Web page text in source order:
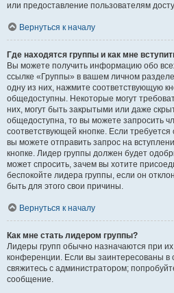
или предоставление пользователям
Вернуться к началу
Где находятся группы и как мне
Вы можете получить информацию обо
ссылке «Группы» в вашем личном
одну из них, нажмите соответствующую
общедоступны. Некоторые могут
них, могут быть закрытыми или даже
общедоступна, то вы можете запросить
соответствующей кнопке. Если
вы можете отправить запрос на
кнопке. Лидер группы должен будет
может спросить, зачем вы хотите
беспокойте лидера группы, если он
быть для этого свои причины.
Вернуться к началу
Как мне стать лидером группы?
Лидеры групп обычно назначаются при
конференции. Если вы заинтересованы в
свяжитесь с администратором;
сообщение.